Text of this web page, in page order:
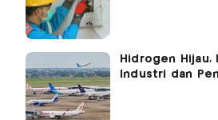
Hidrogen Hijau,
Industri dan